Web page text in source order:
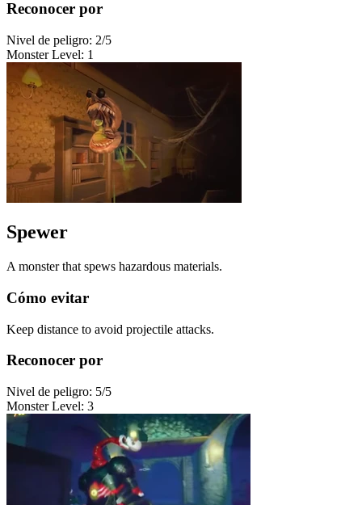
Reconocer por
Nivel de peligro: 2/5
Monster Level: 1
Spewer
A monster that spews hazardous materials.
Cómo evitar
Keep distance to avoid projectile attacks.
Reconocer por
Nivel de peligro: 5/5
Monster Level: 3